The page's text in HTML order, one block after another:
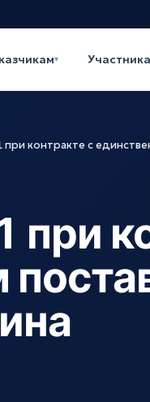
▾
при контракте с
при